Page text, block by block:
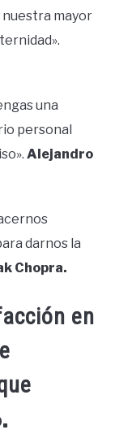
mayor
una
personal
Alejandro
darnos la
Chopra.
en